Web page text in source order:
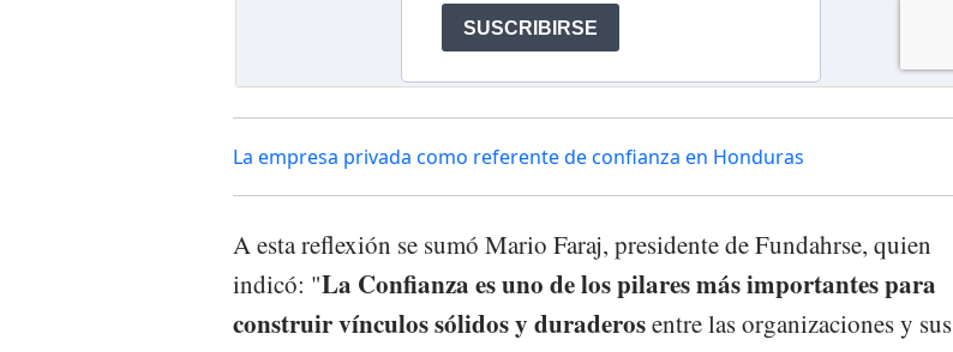
La empresa privada como referente de confianza en Honduras
A esta reflexión se sumó Mario Faraj, presidente de Fundahrse, quien
indicó: "La Confianza es uno de los pilares más importantes para
construir vínculos sólidos y duraderosentre las organizaciones y sus